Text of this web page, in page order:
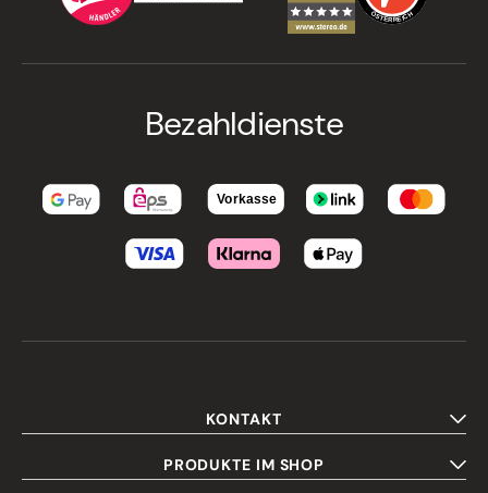
Bezahldienste
KONTAKT
PRODUKTE IM SHOP